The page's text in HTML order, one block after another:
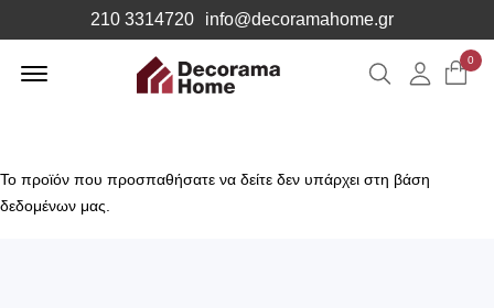
210 3314720 info@decoramahome.gr
Αναζήτηση
0
Το προϊόν που προσπαθήσατε να δείτε δεν υπάρχει στη βάση
δεδομένων μας.